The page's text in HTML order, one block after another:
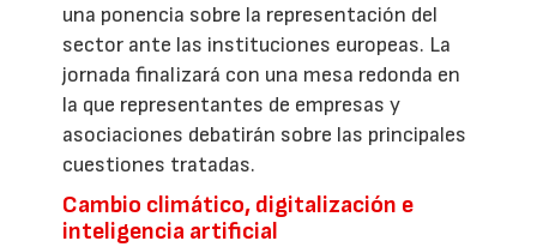
una ponencia sobre la representación del
sector ante las instituciones europeas. La
jornada finalizará con una mesa redonda en
la que representantes de empresas y
asociaciones debatirán sobre las principales
cuestiones tratadas.
Cambio climático, digitalización e
inteligencia artificial